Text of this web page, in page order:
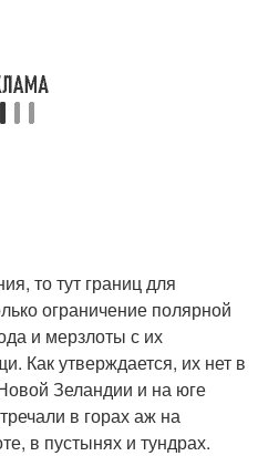
то тут границ для
ограничение полярной
и мерзлоты с их
Как утверждается, их нет в
Зеландии и на юге
в горах аж на
в пустынях и тундрах.